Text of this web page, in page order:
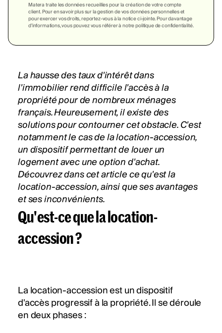
Matera traite les données recueillies pour la création de votre compte
client. Pour en savoir plus sur la gestion de vos données personnelles et
pour exercer vos droits, reportez-vous à la notice ci-jointe. Pour davantage
d’informations, vous pouvez vous référer à notre politique de confidentialité.
La hausse destaux d'intérêtdans
l'immobilier rend difficile l'accès à la
propriété pour de nombreux ménages
français. Heureusement, il existe des
solutions pour contourner cet obstacle. C'est
notamment le cas de la location-accession,
un dispositif permettant de louer un
logement avec une option d'achat.
Découvrez dans cet article ce qu'est la
location-accession, ainsi que ses avantages
et ses inconvénients.
Qu'est-ce que la location-
accession ?
La location-accession est un dispositif
d'accès progressif à la propriété. Il se déroule
en deux phases :